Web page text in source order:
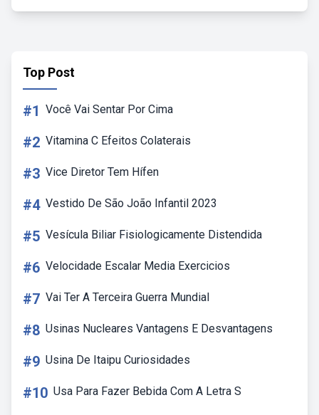
Top Post
#1 Você Vai Sentar Por Cima
#2 Vitamina C Efeitos Colaterais
#3 Vice Diretor Tem Hífen
#4 Vestido De São João Infantil 2023
#5 Vesícula Biliar Fisiologicamente Distendida
#6 Velocidade Escalar Media Exercicios
#7 Vai Ter A Terceira Guerra Mundial
#8 Usinas Nucleares Vantagens E Desvantagens
#9 Usina De Itaipu Curiosidades
#10 Usa Para Fazer Bebida Com A Letra S